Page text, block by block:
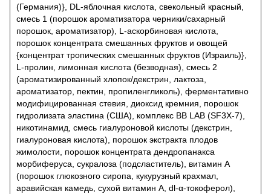
(Германия)}, DL-яблочная кислота, свекольный красный,
смесь 1 (порошок ароматизатора черники/сахарный
порошок, ароматизатор), L-аскорбиновая кислота,
порошок концентрата смешанных фруктов и овощей
{концентрат тропических смешанных фруктов (Израиль)},
L-пролин, лимонная кислота (безводная), смесь 2
(ароматизированный хлопок/декстрин, лактоза,
ароматизатор, пектин, пропиленгликоль), ферментативно
модифицированная стевия, диоксид кремния, порошок
гидролизата эластина (США), комплекс BB LAB (SF3X-7),
никотинамид, смесь гиалуроновой кислоты (декстрин,
гиалуроновая кислота), порошок экстракта плодов
жимолости, порошок концентрата дендропанакса
морбиферуса, сукралоза (подсластитель), витамин А
(порошок глюкозного сиропа, кукурузный крахмал,
аравийская камедь, сухой витамин А, dl-α-токоферол),